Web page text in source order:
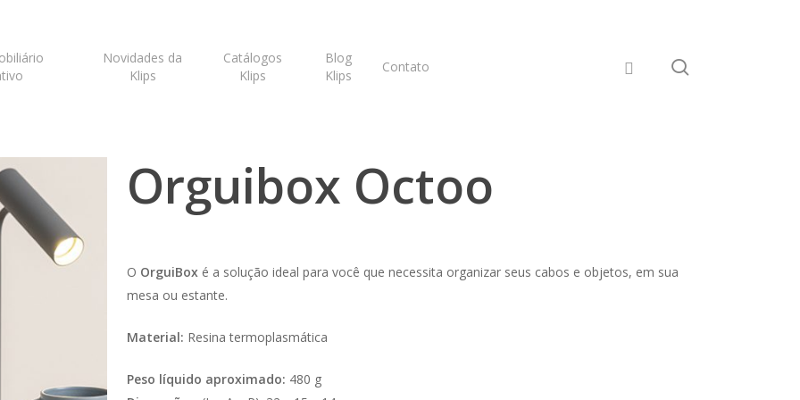
Novidades da
Klips
Catálogos
Klips
Blog
Klips
Contato
Orguibox Octoo
O OrguiBoxé a solução ideal para você que necessita organizar seus cabos e objetos, em sua
mesa ou estante.
Material: Resina termoplasmática
Peso líquido aproximado: 480 g